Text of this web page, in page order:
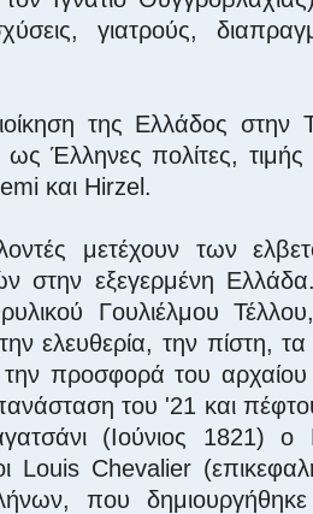
γιατρούς,
της Ελλάδος στην
ως Έλληνες πολίτες,
και Hirzel.
μετέχουν των
στην εξεγερμένη Ελλάδα.
Γουλιέλμου
ελευθερία, την πίστη,
προσφορά του αρχαίου
του '21 και
(Ιούνιος 1821)
Louis Chevalier
που